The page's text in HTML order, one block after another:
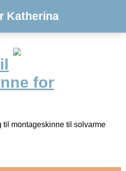
Katherina
for
til montageskinne til solvarme